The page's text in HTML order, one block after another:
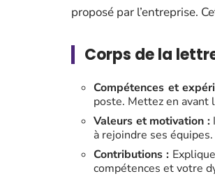
proposé par l’entreprise.
Corps de la
Compétences et
poste. Mettez en avant
Valeurs et motivation :
à rejoindre ses
Contributions :
compétences et votre